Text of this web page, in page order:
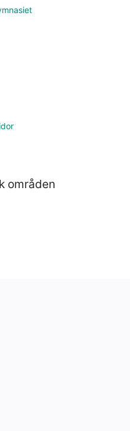
områden